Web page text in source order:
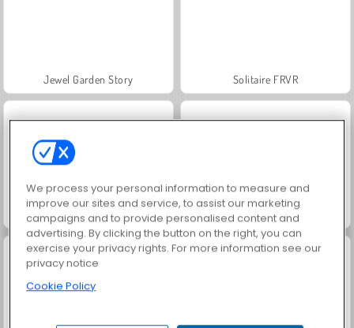
Jewel Garden Story Solitaire FRVR
Juice Merge Grand Mahjong Connect
We process your personal information to measure and
improve our sites and service, to assist our marketing
campaigns and to provide personalised content and
advertising. By clicking the button on the right, you can
exercise your privacy rights. For more information see our
privacy notice
Cookie Policy